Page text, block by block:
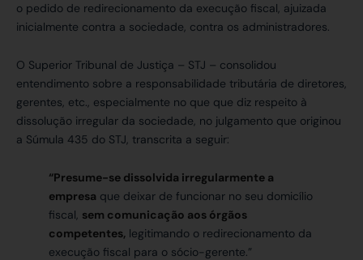
o pedido de redirecionamento da execução fiscal, ajuizada
inicialmente contra a sociedade, contra os administradores.
O Superior Tribunal de Justiça – STJ – consolidou
entendimento sobre a responsabilidade tributária de diretores,
gerentes, etc., especialmente no que que diz respeito à
dissolução irregular da sociedade, no julgamento que originou
a Súmula 435 do STJ, transcrita a seguir:
“Presume-se dissolvida irregularmente a
empresa que deixar de funcionar no seu domicílio
fiscal, sem comunicação aos órgãos
competentes, legitimando o redirecionamento da
execução fiscal para o sócio-gerente.”